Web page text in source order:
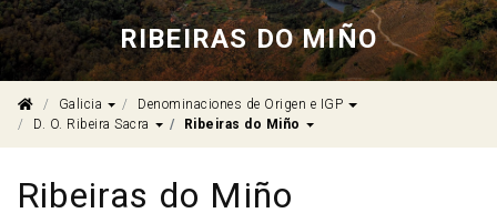
RIBEIRAS DO MIÑO
Galicia Dropdown
Denominaciones de Origen e IGP
Dropdown
D. O. Ribeira Sacra
Dropdown
Ribeiras do Miño Dropdown
Ribeiras do Miño